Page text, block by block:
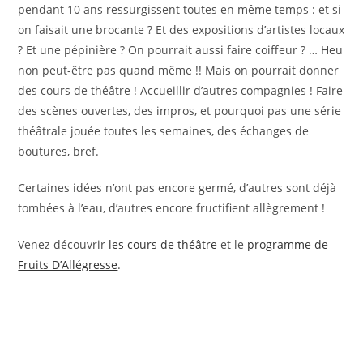
pendant 10 ans ressurgissent toutes en même temps : et si
on faisait une brocante ? Et des expositions d’artistes locaux
? Et une pépinière ? On pourrait aussi faire coiffeur ? … Heu
non peut-être pas quand même !! Mais on pourrait donner
des cours de théâtre ! Accueillir d’autres compagnies ! Faire
des scènes ouvertes, des impros, et pourquoi pas une série
théâtrale jouée toutes les semaines, des échanges de
boutures, bref.
Certaines idées n’ont pas encore germé, d’autres sont déjà
tombées à l’eau, d’autres encore fructifient allègrement !
Venez découvrir les cours de théâtre et le programme de
Fruits D’Allégresse.